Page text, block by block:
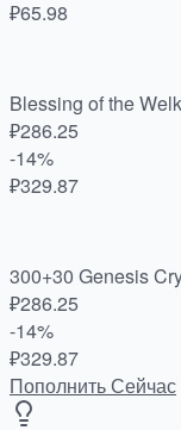
₽65.98
Blessing of the
₽286.25
-14%
₽329.87
300+30 Genesis
₽286.25
-14%
₽329.87
Пополнить Сейчас